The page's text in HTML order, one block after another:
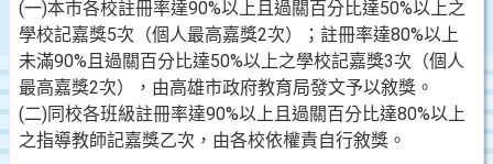
(一)本市各校註冊率達90%以上且過關百分比達50%以上之
學校記嘉獎5次（個人最高嘉獎2次）；註冊率達80%以上
未滿90%且過關百分比達50%以上之學校記嘉獎3次（個人
最高嘉獎2次），由高雄市政府教育局發文予以敘獎。
(二)同校各班級註冊率達90%以上且過關百分比達80%以上
之指導教師記嘉獎乙次，由各校依權責自行敘獎。